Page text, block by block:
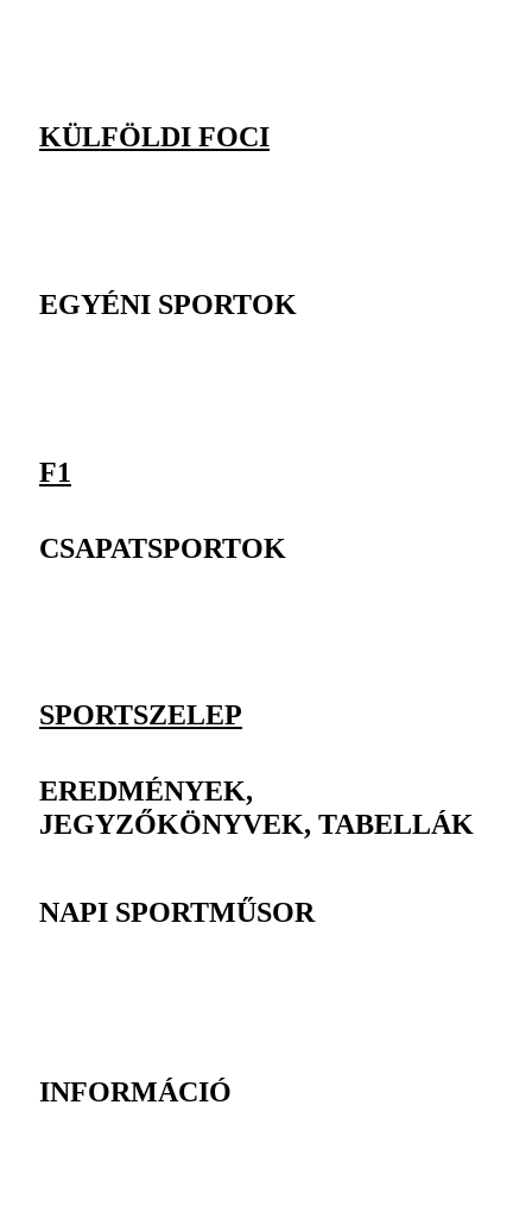
KÜLFÖLDI FOCI
EGYÉNI SPORTOK
F1
CSAPATSPORTOK
SPORTSZELEP
EREDMÉNYEK,
JEGYZŐKÖNYVEK, TABELLÁK
NAPI SPORTMŰSOR
INFORMÁCIÓ